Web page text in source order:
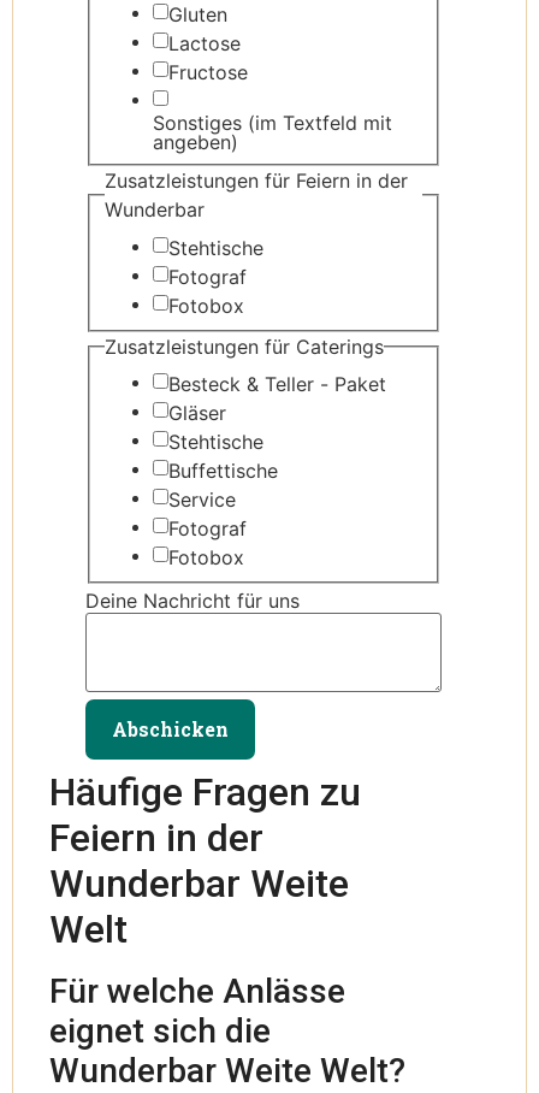
Häufige Fragen zu
Feiern in der
Wunderbar Weite
Welt
Für welche Anlässe
eignet sich die
Wunderbar Weite Welt?
Gluten
Lactose
Fructose
Sonstiges (im Textfeld mit
angeben)
Zusatzleistungen für Feiern in der
Wunderbar
Stehtische
Fotograf
Fotobox
Zusatzleistungen für Caterings
Besteck & Teller - Paket
Gläser
Stehtische
Buffettische
Service
Fotograf
Fotobox
Deine Nachricht für uns
Abschicken